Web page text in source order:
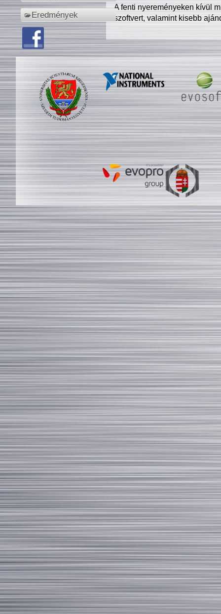
Eredmények
A fenti nyereményeken kívül
szoftvert, valamint kisebb